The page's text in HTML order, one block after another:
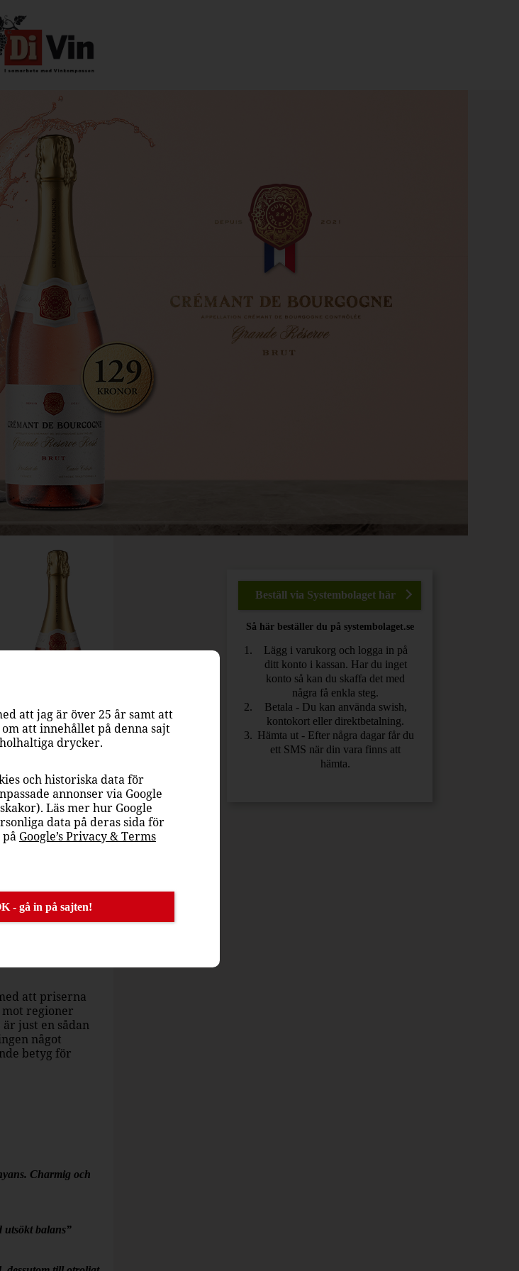
inslag av röda
fruktiga
lång
även ett
att priserna
regioner
just en sådan
något
betyg för
Charmig och
utsökt balans”
Beställ via Systembolaget här
Så här beställer du på systembolaget.se
Lägg i varukorg och logga in på
ditt konto i kassan. Har du inget
konto så kan du skaffa det med
några få enkla steg.
Betala - Du kan använda swish,
kontokort eller direktbetalning.
Hämta ut - Efter några dagar får du
ett SMS när din vara finns att
hämta.
att jag är över 25 år samt att
att innehållet på denna sajt
drycker.
och historiska data för
annonser via Google
Läs mer hur Google
data på deras sida för
Google’s Privacy & Terms
- gå in på sajten!